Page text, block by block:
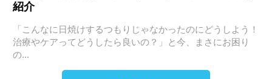
紹介
「こんなに日焼けするつもりじゃなかったのにどうしよう！
治療やケアってどうしたら良いの？」と今、まさにお困り
の...